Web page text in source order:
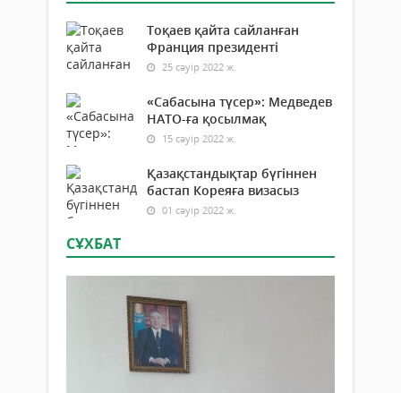
Тоқаев қайта сайланған
Франция президенті
25 сәуір 2022 ж.
«Сабасына түсер»: Медведев
НАТО-ға қосылмақ
15 сәуір 2022 ж.
Қазақстандықтар бүгіннен
бастап Кореяға визасыз
01 сәуір 2022 ж.
СҰХБАТ